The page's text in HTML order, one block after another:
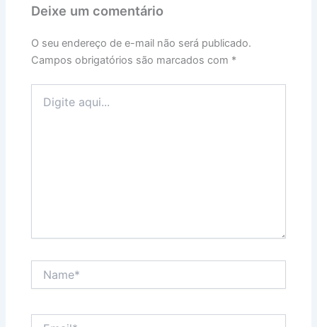
Deixe um comentário
O seu endereço de e-mail não será publicado.
Campos obrigatórios são marcados com *
aqui...